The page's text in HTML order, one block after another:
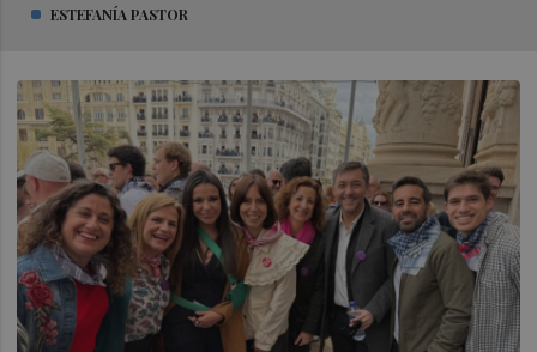
ESTEFANÍA PASTOR